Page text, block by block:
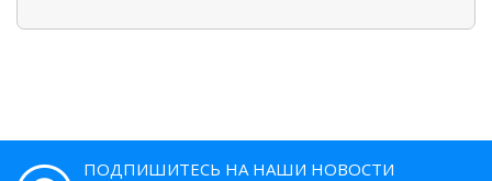
ПОДПИШИТЕСЬ НА НАШИ НОВОСТИ